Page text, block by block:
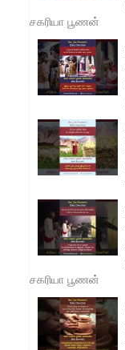
சகரியா பூணன்
சகரியா பூணன்